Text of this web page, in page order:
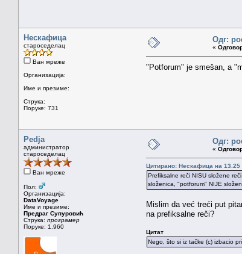
Нескафица
староседелац
Ван мреже
Организација:
Име и презиме:
Струка:
Поруке: 731
Одг:
«
"Potforum" je smešan, a
Pedja
администратор
староседелац
Ван мреже
Пол:
Организација:
DataVoyage
Име и презиме:
Предраг Супуровић
Струка: програмер
Поруке: 1.960
Одг:
«
Цитирано: Нескафица на 13.25
Prefiksalne reči NISU složene
složenica, "potforum" NIJE
Mislim da već treći put
na prefiksalne reči?
Цитат
Nego, što si iz tačke (c) izbacio